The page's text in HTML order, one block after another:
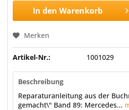
In den Warenkorb
Merken
Artikel-Nr.: 1001029
Beschreibung
Reparaturanleitung aus der
gemacht\" Band 89: Mercedes...